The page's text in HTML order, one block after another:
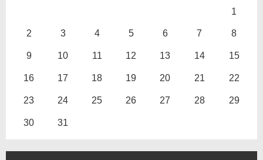
1
2 3 4 5 6 7 8
9 10 11 12 13 14 15
16 17 18 19 20 21 22
23 24 25 26 27 28 29
30 31